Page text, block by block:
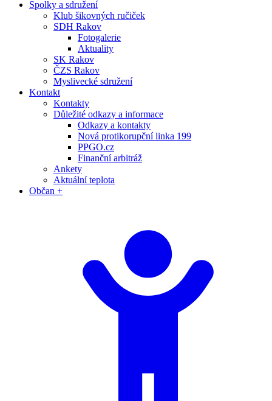
Spolky a sdružení
Klub šikovných ručiček
SDH Rakov
Fotogalerie
Aktuality
SK Rakov
ČZS Rakov
Myslivecké sdružení
Kontakt
Kontakty
Důležité odkazy a informace
Odkazy a kontakty
Nová protikorupční linka 199
PPGO.cz
Finanční arbitráž
Ankety
Aktuální teplota
Občan +